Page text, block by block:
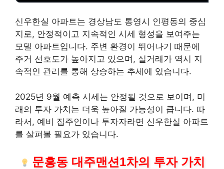
신우한실 아파트는 경상남도 통영시 인평동의 중심
지로, 안정적이고 지속적인 시세 형성을 보여주는
모델 아파트입니다. 주변 환경이 뛰어나기 때문에
주거 선호도가 높아지고 있으며, 실거래가 역시 지
속적인 관리를 통해 상승하는 추세에 있습니다.
2025년 9월 예측 시세는 안정될 것으로 보이며, 미
래의 투자 가치는 더욱 높아질 가능성이 큽니다. 따
라서, 예비 집주인이나 투자자라면 신우한실 아파트
를 살펴볼 필요가 있습니다.
문흥동 대주맨션1차의 투자 가치